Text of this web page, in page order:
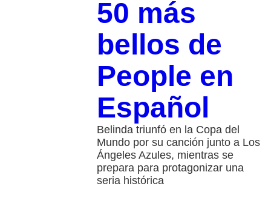
50 más
bellos de
People en
Español
Belinda triunfó en la Copa del
Mundo por su canción junto a Los
Ángeles Azules, mientras se
prepara para protagonizar una
seria histórica